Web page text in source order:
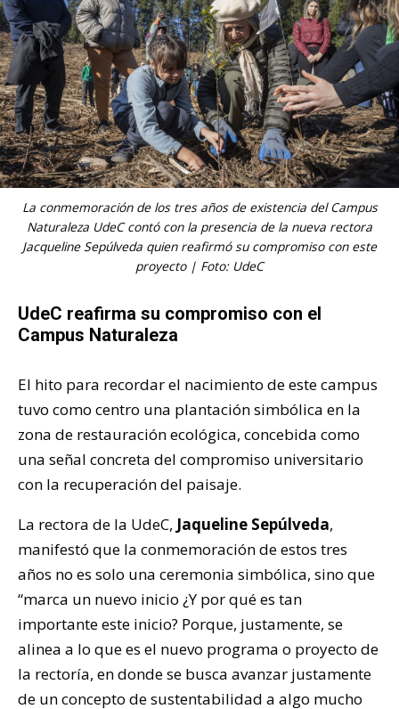
La conmemoración de los tres años de existencia del Campus
Naturaleza UdeC contó con la presencia de la nueva rectora
Jacqueline Sepúlveda quien reafirmó su compromiso con este
proyecto | Foto: UdeC
UdeC reafirma su compromiso con el
Campus Naturaleza
El hito para recordar el nacimiento de este campus
tuvo como centro una plantación simbólica en la
zona de restauración ecológica, concebida como
una señal concreta del compromiso universitario
con la recuperación del paisaje.
La rectora de la UdeC, Jaqueline Sepúlveda,
manifestó que la conmemoración de estos tres
años no es solo una ceremonia simbólica, sino que
“marca un nuevo inicio ¿Y por qué es tan
importante este inicio? Porque, justamente, se
alinea a lo que es el nuevo programa o proyecto de
la rectoría, en donde se busca avanzar justamente
de un concepto de sustentabilidad a algo mucho